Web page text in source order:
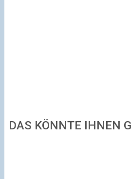
DAS KÖNNTE IHNEN